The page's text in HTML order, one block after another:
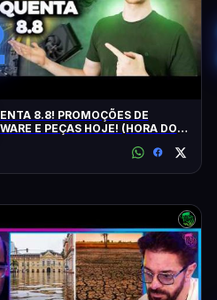
8.8! PROMOÇÕES DE
E PEÇAS HOJE! (HORA DO